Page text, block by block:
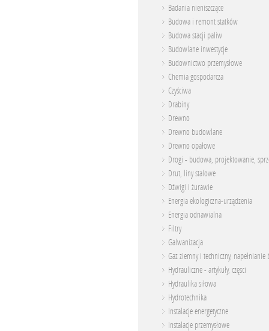
Badania nieniszczące
Budowa i remont statków
Budowa stacji paliw
Budowlane inwestycje
Budownictwo przemysłowe
Chemia gospodarcza
Czyściwa
Drabiny
Drewno
Drewno budowlane
Drewno opałowe
Drogi - budowa, projektowanie,
Drut, liny stalowe
Dźwigi i żurawie
Energia ekologiczna-urządzenia
Energia odnawialna
Filtry
Galwanizacja
Gaz ziemny i techniczny,
Hydrauliczne - artykuły, częsci
Hydraulika siłowa
Hydrotechnika
Instalacje energetyczne
Instalacje przemysłowe